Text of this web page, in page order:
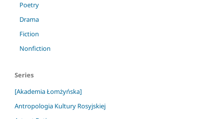
Poetry
Drama
Fiction
Nonfiction
Series
[Akademia Łomżyńska]
Antropologia Kultury Rosyjskiej